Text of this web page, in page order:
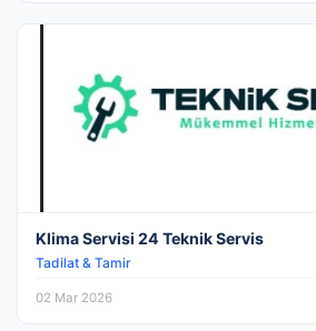
Klima Servisi 24 Teknik Servis
Tadilat & Tamir
02 Mar 2026